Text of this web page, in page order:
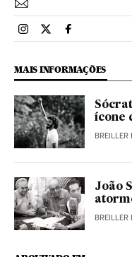
Esportes El País Brasil
Esportes El País
Esportes El
MAIS INFORMAÇÕES
ícone
BREILLER
João
BREILLER